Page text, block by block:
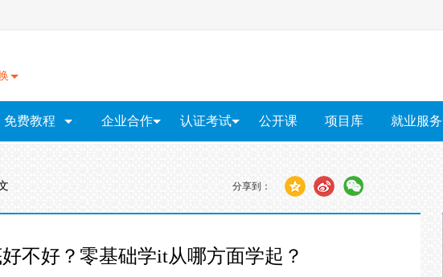
免费教程
视频教程
UI视频教程
企业合作 认证考试 公开课 项目库 就业服务
分享到：
不好？零基础学it从哪方面学起？